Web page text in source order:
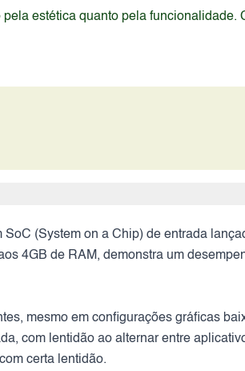
estética quanto pela
(System on a Chip) de entrada
4GB de RAM, demonstra um
mesmo em configurações gráficas
com lentidão ao alternar entre
certa lentidão.